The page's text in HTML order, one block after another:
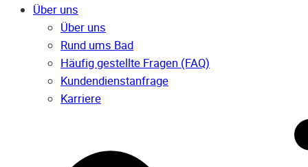
Über uns
Über uns
Rund ums Bad
Häufig gestellte Fragen (FAQ)
Kunden­dienst­anfrage
Karriere